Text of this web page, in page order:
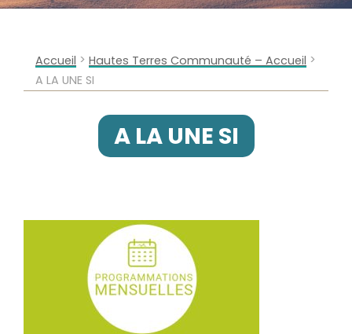
Accueil > Hautes Terres Communauté – Accueil >
A LA UNE SI
A LA UNE SI